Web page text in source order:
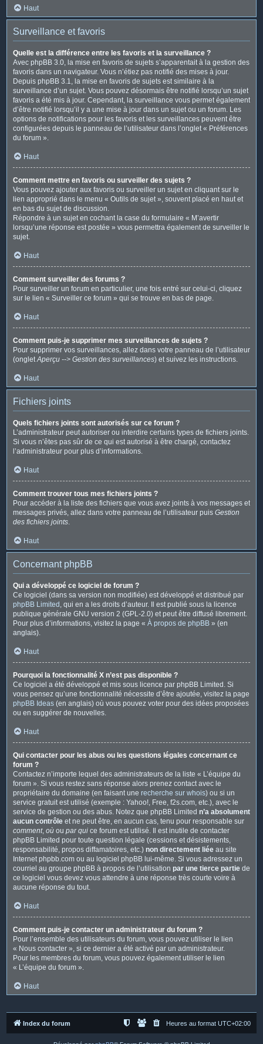
Haut
Surveillance et favoris
Quelle est la différence entre les favoris et la surveillance ?
Avec phpBB 3.0, la mise en favoris de sujets s’apparentait à la gestion des
favoris dans un navigateur. Vous n’étiez pas notifié des mises à jour.
Depuis phpBB 3.1, la mise en favoris de sujets est similaire à la
surveillance d’un sujet. Vous pouvez désormais être notifié lorsqu’un sujet
favoris a été mis à jour. Cependant, la surveillance vous permet également
d’être notifié lorsqu’il y a une mise à jour dans un sujet ou un forum. Les
options de notifications pour les favoris et les surveillances peuvent être
configurées depuis le panneau de l’utilisateur dans l’onglet « Préférences
du forum ».
Haut
Comment mettre en favoris ou surveiller des sujets ?
Vous pouvez ajouter aux favoris ou surveiller un sujet en cliquant sur le
lien approprié dans le menu « Outils de sujet », souvent placé en haut et
en bas du sujet de discussion.
Répondre à un sujet en cochant la case du formulaire « M’avertir
lorsqu’une réponse est postée » vous permettra également de surveiller le
sujet.
Haut
Comment surveiller des forums ?
Pour surveiller un forum en particulier, une fois entré sur celui-ci, cliquez
sur le lien « Surveiller ce forum » qui se trouve en bas de page.
Haut
Comment puis-je supprimer mes surveillances de sujets ?
Pour supprimer vos surveillances, allez dans votre panneau de l’utilisateur
(ongletAperçu --> Gestion des surveillances) et suivez les instructions.
Haut
Fichiers joints
Quels fichiers joints sont autorisés sur ce forum ?
L’administrateur peut autoriser ou interdire certains types de fichiers joints.
Si vous n’êtes pas sûr de ce qui est autorisé à être chargé, contactez
l’administrateur pour plus d’informations.
Haut
Comment trouver tous mes fichiers joints ?
Pour accéder à la liste des fichiers que vous avez joints à vos messages et
messages privés, allez dans votre panneau de l’utilisateur puis Gestion
des fichiers joints.
Haut
Concernant phpBB
Qui a développé ce logiciel de forum ?
Ce logiciel (dans sa version non modifiée) est développé et distribué par
phpBB Limited , qui en a les droits d’auteur. Il est publié sous la licence
publique générale GNU version 2 (GPL-2.0) et peut être diffusé librement.
Pour plus d’informations, visitez la page « À propos de phpBB » (en
anglais).
Haut
Pourquoi la fonctionnalité X n’est pas disponible ?
Ce logiciel a été développé et mis sous licence par phpBB Limited. Si
vous pensez qu’une fonctionnalité nécessite d’être ajoutée, visitez la page
phpBB Ideas (en anglais) où vous pouvez voter pour des idées proposées
ou en suggérer de nouvelles.
Haut
Qui contacter pour les abus ou les questions légales concernant ce
forum ?
Contactez n’importe lequel des administrateurs de la liste « L’équipe du
forum ». Si vous restez sans réponse alors prenez contact avec le
propriétaire du domaine (en faisant une recherche sur whois) ou si un
service gratuit est utilisé (exemple : Yahoo!, Free, f2s.com, etc.), avec le
service de gestion ou des abus. Notez que phpBB Limited n’a absolument
aucun contrôle et ne peut être, en aucun cas, tenu pour responsable sur
comment, où ou par qui ce forum est utilisé. Il est inutile de contacter
phpBB Limited pour toute question légale (cessions et désistements,
responsabilité, propos diffamatoires, etc.) non directement liée au site
Internet phpbb.com ou au logiciel phpBB lui-même. Si vous adressez un
courriel au groupe phpBB à propos de l’utilisation par une tierce partie de
ce logiciel vous devez vous attendre à une réponse très courte voire à
aucune réponse du tout.
Haut
Comment puis-je contacter un administrateur du forum ?
Pour l’ensemble des utilisateurs du forum, vous pouvez utiliser le lien
« Nous contacter », si ce dernier a été activé par un administrateur.
Pour les membres du forum, vous pouvez également utiliser le lien
« L’équipe du forum ».
Haut
Index du forum Heures au format UTC+02:00